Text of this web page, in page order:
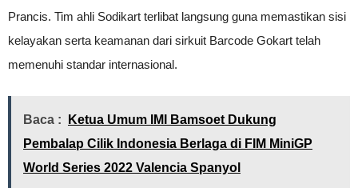
Prancis. Tim ahli Sodikart terlibat langsung guna memastikan sisi
kelayakan serta keamanan dari sirkuit Barcode Gokart telah
memenuhi standar internasional.
Baca :
Ketua Umum IMI Bamsoet Dukung
Pembalap Cilik Indonesia Berlaga di FIM MiniGP
World Series 2022 Valencia Spanyol